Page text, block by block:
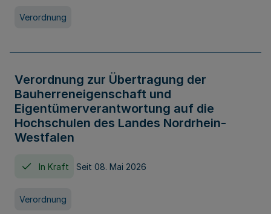
Verordnung
Verordnung zur Übertragung der
Bauherreneigenschaft und
Eigentümerverantwortung auf die
Hochschulen des Landes Nordrhein-
Westfalen
In Kraft Seit 08. Mai 2026
Verordnung